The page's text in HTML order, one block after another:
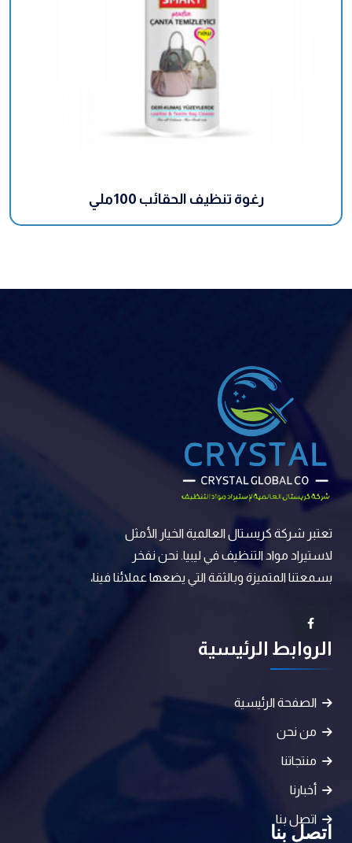
رغوة تنظيف الحقائب 100ملي
تعتبر شركة كريستال العالمية الخيار الأمثل
لاستيراد مواد التنظيف في ليبيا. نحن نفخر
بسمعتنا المتميزة وبالثقة التي يضعها عملائنا فينا،
الروابط الرئيسية
الصفحة الرئيسية
من نحن
منتجاتنا
أخبارنا
اتصل بنا
اتصل بنا